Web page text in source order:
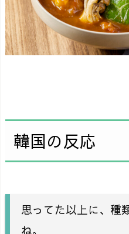
韓国の反応
思ってた以上に、種
ね。